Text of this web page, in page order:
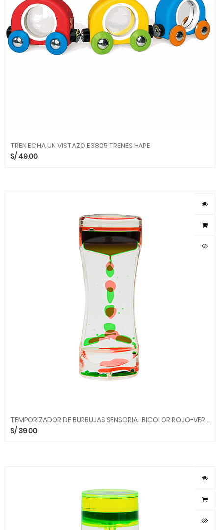
TREN ECHA UN VISTAZO E3805 TRENES HAPE
S/ 49.00
TEMPORIZADOR DE BURBUJAS SENSORIAL BICOLOR ROJO-VERDE JSP013 ALEGRIA
S/ 39.00